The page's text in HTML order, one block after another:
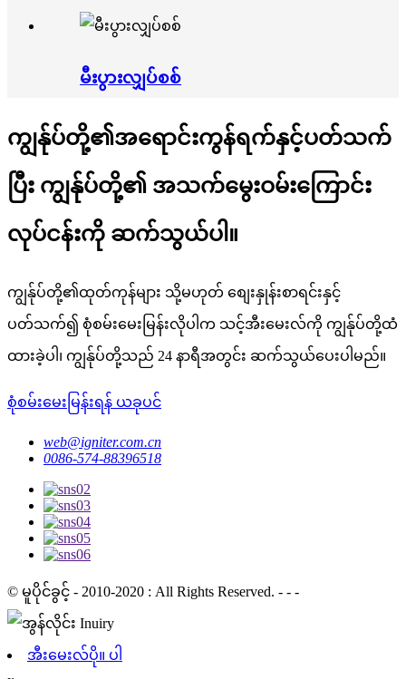
မီးပွားလျှပ်စစ်
ကျွန်ုပ်တို့၏အရောင်းကွန်ရက်နှင့်ပတ်သက်
ပြီး ကျွန်ုပ်တို့၏ အသက်မွေးဝမ်းကြောင်း
လုပ်ငန်းကို ဆက်သွယ်ပါ။
ကျွန်ုပ်တို့၏ထုတ်ကုန်များ သို့မဟုတ် စျေးနှုန်းစာရင်းနှင့်
ပတ်သက်၍ စုံစမ်းမေးမြန်းလိုပါက သင့်အီးမေးလ်ကို ကျွန်ုပ်တို့ထံ
ထားခဲ့ပါ၊ ကျွန်ုပ်တို့သည် 24 နာရီအတွင်း ဆက်သွယ်ပေးပါမည်။
စုံစမ်းမေးမြန်းရန် ယခုပင်
web@igniter.com.cn
0086-574-88396518
© မူပိုင်ခွင့် - 2010-2020 : All Rights Reserved. - - -
အီးမေးလ်ပို။ ပါ